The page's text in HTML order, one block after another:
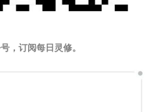
，订阅每日灵修。